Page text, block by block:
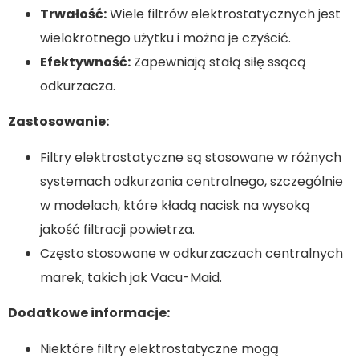
Trwałość:Wiele filtrów elektrostatycznych jest
wielokrotnego użytku i można je czyścić.
Efektywność: Zapewniają stałą siłę ssącą
odkurzacza.
Zastosowanie:
Filtry elektrostatyczne są stosowane w różnych
systemach odkurzania centralnego, szczególnie
w modelach, które kładą nacisk na wysoką
jakość filtracji powietrza.
Często stosowane w odkurzaczach centralnych
marek, takich jak Vacu-Maid.
Dodatkowe informacje:
Niektóre filtry elektrostatyczne mogą